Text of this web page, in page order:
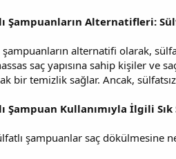
Şampuanların Alternatifleri:
şampuanların alternatifi olarak,
saç yapısına sahip kişiler ve
bir temizlik sağlar. Ancak,
Şampuan Kullanımıyla İlgili
şampuanlar saç dökülmesine